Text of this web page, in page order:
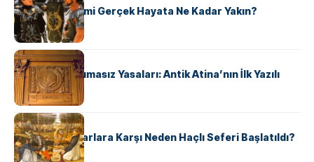
‘Gladiator’ Filmi Gerçek Hayata Ne Kadar Yakın?
KÜLTÜR
Draco’nun Acımasız Yasaları: Antik Atina’nın İlk Yazılı
Hukuk Kodu
KÜLTÜR
Avrupalı ​​Katharlara Karşı Neden Haçlı Seferi Başlatıldı?